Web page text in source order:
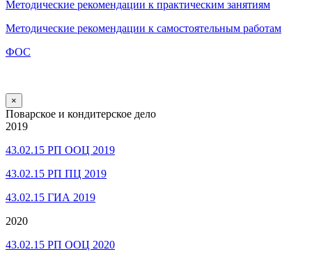
Методические рекомендации к практическим занятиям
Методические рекомендации к самостоятельным работам
ФОС
×
Поварское и кондитерское дело
2019
43.02.15 РП ООЦ 2019
43.02.15 РП ПЦ 2019
43.02.15 ГИА 2019
2020
43.02.15 РП ООЦ 2020